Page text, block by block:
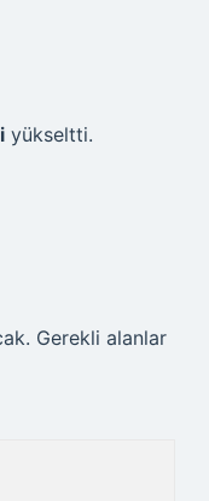
yükseltti.
Gerekli alanlar